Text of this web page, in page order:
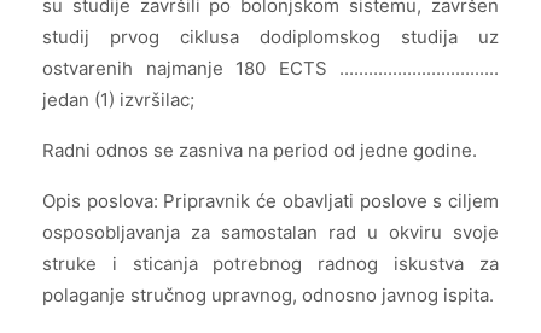
su studije završili po bolonjskom sistemu, završen
studij prvog ciklusa dodiplomskog studija uz
ostvarenih najmanje 180 ECTS .................................
jedan (1) izvršilac;
Radni odnos se zasniva na period od jedne godine.
Opis poslova: Pripravnik će obavljati poslove s ciljem
osposobljavanja za samostalan rad u okviru svoje
struke i sticanja potrebnog radnog iskustva za
polaganje stručnog upravnog, odnosno javnog ispita.